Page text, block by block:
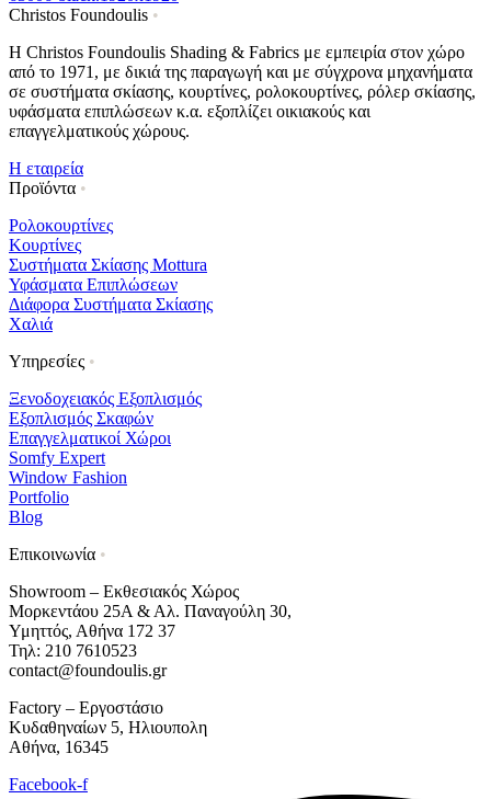
Christos Foundoulis •
Η Christos Foundoulis Shading & Fabrics με εμπειρία στον χώρο
από το 1971, με δικιά της παραγωγή και με σύγχρονα μηχανήματα
σε συστήματα σκίασης, κουρτίνες, ρολοκουρτίνες, ρόλερ σκίασης,
υφάσματα επιπλώσεων κ.α. εξοπλίζει οικιακούς και
επαγγελματικούς χώρους.
Η εταιρεία
Προϊόντα •
Ρολοκουρτίνες
Κουρτίνες
Συστήματα Σκίασης Mottura
Υφάσματα Επιπλώσεων
Διάφορα Συστήματα Σκίασης
Χαλιά
Υπηρεσίες •
Ξενοδοχειακός Εξοπλισμός
Εξοπλισμός Σκαφών
Επαγγελματικοί Χώροι
Somfy Expert
Window Fashion
Portfolio
Blog
Επικοινωνία •
Showroom – Εκθεσιακός Χώρος
Μορκεντάου 25Α & Αλ. Παναγούλη 30,
Υμηττός, Αθήνα 172 37
Τηλ: 210 7610523
contact@foundoulis.gr
Factory – Εργοστάσιο
Κυδαθηναίων 5, Ηλιουπολη
Αθήνα, 16345
Facebook-f